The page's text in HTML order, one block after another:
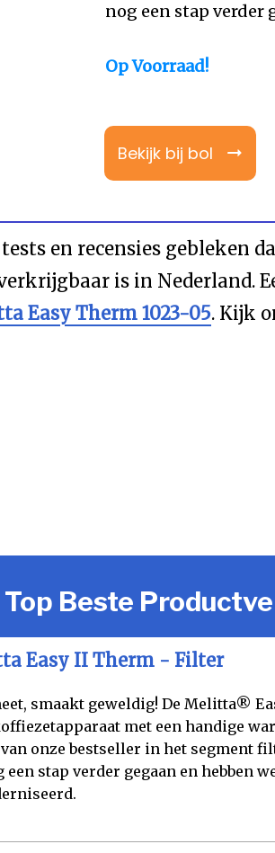
nog een stap verder
Op Voorraad!
Bekijk bij bol
en recensies gebleken
is in Nederland.
Easy Therm 1023-05. Kijk
Top Beste
Easy II Therm - Filter
smaakt geweldig! De Melitta®
met een handige
onze bestseller in het segment
een stap verder gegaan en hebben